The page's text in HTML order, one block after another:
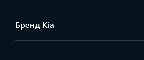
Бренд Kia